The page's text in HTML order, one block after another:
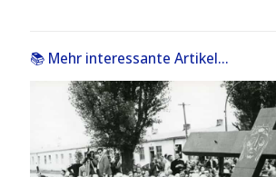
📚 Mehr interessante Artikel...